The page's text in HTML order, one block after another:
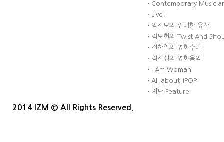
· Contemporary
· Live!
· 임진모의 위대한 유산
· 김도헌의 Twist And
· 전찬일의 영화수다
· 김진성의 영화음악
· I Am Woman
· All about JPOP
· 지난 Feature
2014 IZM © All Rights Reserved.